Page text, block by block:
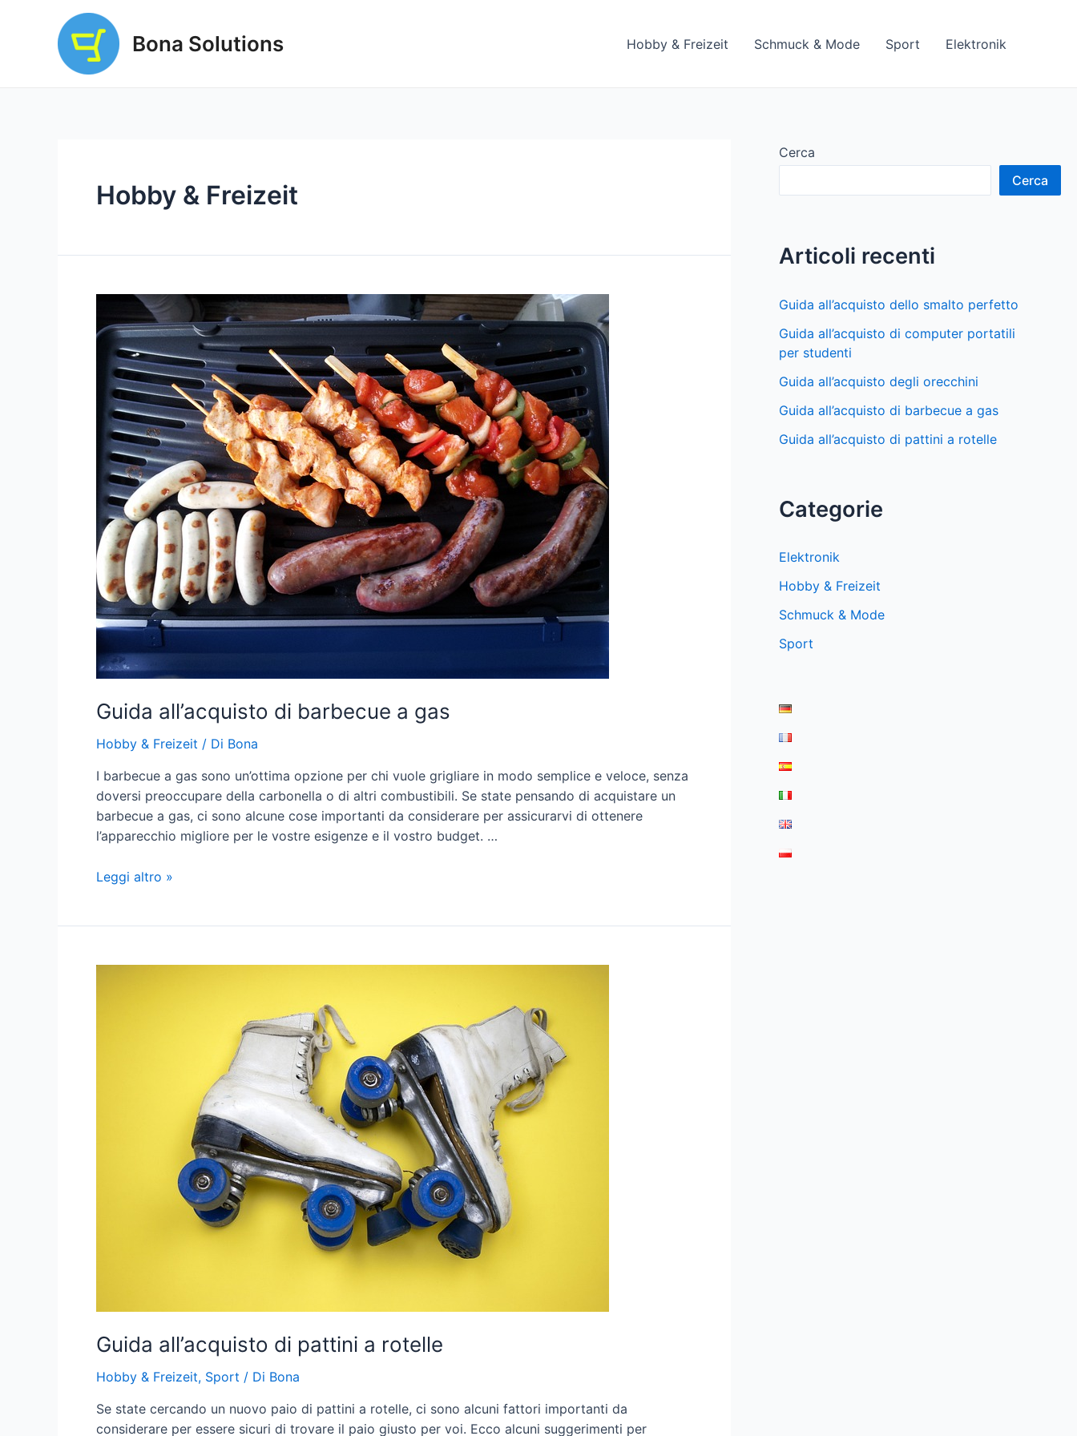
contenuto
Bona Solutions Hobby & Freizeit Schmuck & Mode Sport Elektronik
Hobby & Freizeit
Guida all’acquisto di barbecue a gas
Hobby & Freizeit / Di Bona
I barbecue a gas sono un’ottima opzione per chi vuole grigliare in modo semplice e veloce, senza
doversi preoccupare della carbonella o di altri combustibili. Se state pensando di acquistare un
barbecue a gas, ci sono alcune cose importanti da considerare per assicurarvi di ottenere
l’apparecchio migliore per le vostre esigenze e il vostro budget. …
Guida
Leggi altro »
Guida all’acquisto di pattini a rotelle
Hobby & Freizeit, Sport / Di Bona
Se state cercando un nuovo paio di pattini a rotelle, ci sono alcuni fattori importanti da
considerare per essere sicuri di trovare il paio giusto per voi. Ecco alcuni suggerimenti per
Cerca
Cerca
Articoli recenti
Guida all’acquisto dello smalto perfetto
Guida all’acquisto di computer portatili
per studenti
Guida all’acquisto degli orecchini
Guida all’acquisto di barbecue a gas
Guida all’acquisto di pattini a rotelle
Categorie
Elektronik
Hobby & Freizeit
Schmuck & Mode
Sport